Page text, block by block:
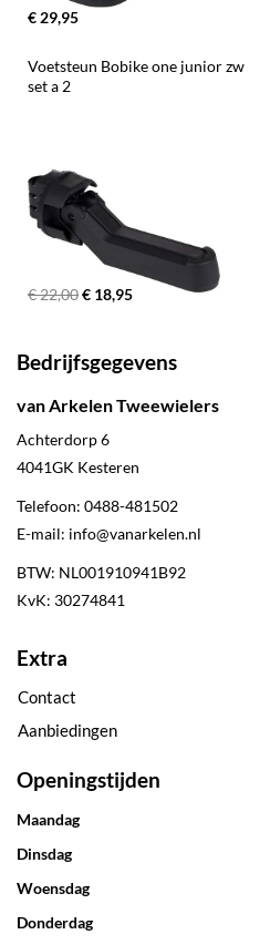
€ 29,95
Voetsteun Bobike one junior zw
set a 2
€ 22,00€ 18,95
Bedrijfsgegevens
van Arkelen Tweewielers
Achterdorp 6
4041GK Kesteren
Telefoon: 0488-481502
E-mail: info@vanarkelen.nl
BTW: NL001910941B92
KvK: 30274841
Extra
Contact
Aanbiedingen
Openingstijden
Maandag
Dinsdag
Woensdag
Donderdag